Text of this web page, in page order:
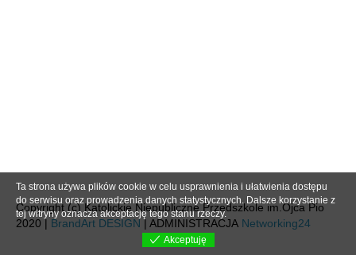
Copyright (c) Katolickie Niepubliczne Przedszkole im.Ojca Pio
2020 | BrandArt DESIGN | ADMINISTRACJA Networking24
Ta strona używa plików cookie w celu usprawnienia i ułatwienia dostępu
do serwisu oraz prowadzenia danych statystycznych. Dalsze korzystanie z
tej witryny oznacza akceptację tego stanu rzeczy.
Akceptuję